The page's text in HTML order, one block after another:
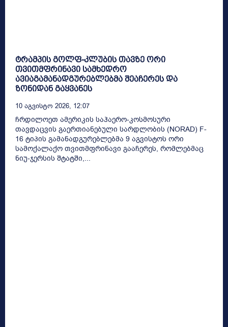
ტრამპის გოლფ-კლუბის თავზე ორი
თვითმფრინავი სამხედრო
ავიაგამანადგურებლებმა შეაჩერეს და
ზონიდან გაყვანეს
10 Აგვისტო 2026, 12:07
ჩრდილოეთ ამერიკის საჰაერო-კოსმოსური
თავდაცვის გაერთიანებული სარდლობის (NORAD) F-
16 ტიპის გამანადგურებლებმა 9 აგვისტოს ორი
სამოქალაქო თვითმფრინავი გააჩერეს, რომლებმაც
ნიუ-ჯერსის შტატში,...